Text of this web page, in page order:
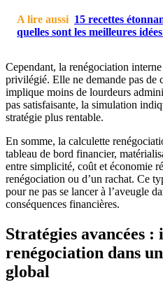
A lire aussi 15 recettes
quelles sont les meilleures
Cependant, la renégociation
privilégié. Elle ne demande pas de
implique moins de lourdeurs
pas satisfaisante, la simulation
stratégie plus rentable.
En somme, la calculette
tableau de bord financier,
entre simplicité, coût et économie
renégociation ou d’un rachat. Ce
pour ne pas se lancer à l’aveugle
conséquences financières.
Stratégies avancées
renégociation dans
global